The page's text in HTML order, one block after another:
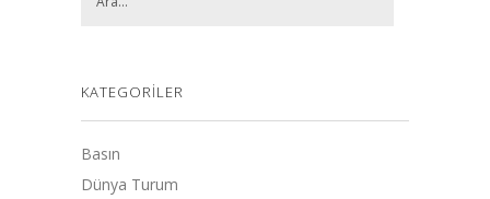
KATEGORILER
Basın
Dünya Turum